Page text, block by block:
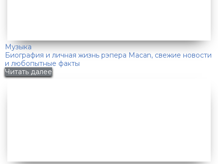
Музыка
Биография и личная жизнь рэпера Macan, свежие новости
и любопытные факты
Читать далее